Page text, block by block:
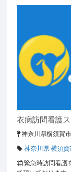
衣病訪問看護
神奈川県横須賀
神奈川県 横須賀
緊急時訪問看護